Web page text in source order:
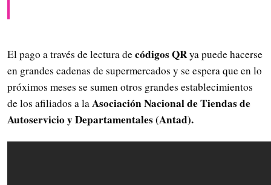
El pago a través de lectura decódigos QRya puede hacerse
en grandes cadenas de supermercados y se espera que en lo
próximos meses se sumen otros grandes establecimientos
de los afiliados a laAsociación Nacional de Tiendas de
Autoservicio y Departamentales (Antad).